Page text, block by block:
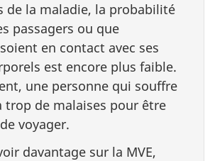
de la maladie, la probabilité
passagers ou que
en contact avec ses
est encore plus faible.
une personne qui souffre
trop de malaises pour être
voyager.
davantage sur la MVE,